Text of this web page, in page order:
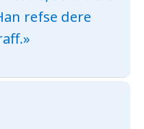
refse dere